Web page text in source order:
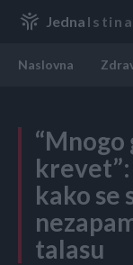
Jedna
Naslovna
“Mnogo
kako se
talasu